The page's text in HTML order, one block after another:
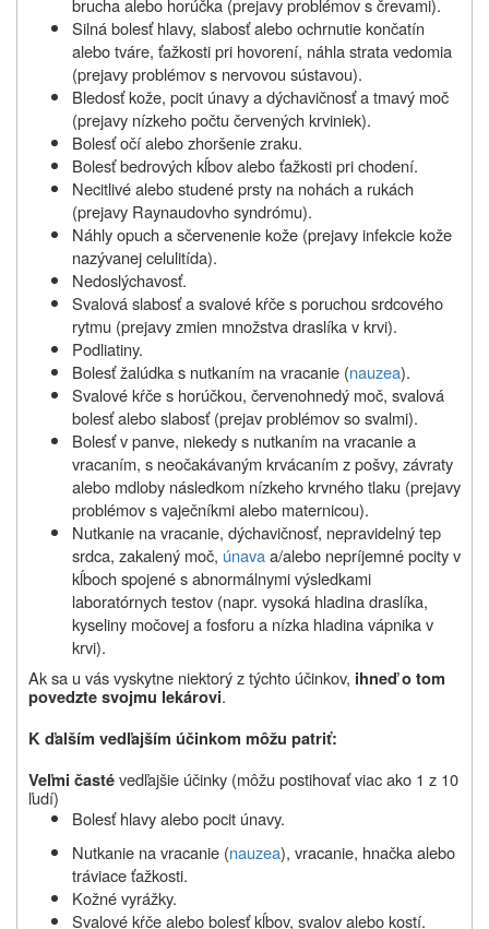
brucha alebo horúčka (prejavy problémov s črevami).
Silná bolesť hlavy, slabosť alebo ochrnutie končatín
alebo tváre, ťažkosti pri hovorení, náhla strata vedomia
(prejavy problémov s nervovou sústavou).
Bledosť kože, pocit únavy a dýchavičnosť a tmavý moč
(prejavy nízkeho počtu červených krviniek).
Bolesť očí alebo zhoršenie zraku.
Bolesť bedrových kĺbov alebo ťažkosti pri chodení.
Necitlivé alebo studené prsty na nohách a rukách
(prejavy Raynaudovho syndrómu).
Náhly opuch a sčervenenie kože (prejavy infekcie kože
nazývanej celulitída).
Nedoslýchavosť.
Svalová slabosť a svalové kŕče s poruchou srdcového
rytmu (prejavy zmien množstva draslíka v krvi).
Podliatiny.
Bolesť žalúdka s nutkaním na vracanie (nauzea).
Svalové kŕče s horúčkou, červenohnedý moč, svalová
bolesť alebo slabosť (prejav problémov so svalmi).
Bolesť v panve, niekedy s nutkaním na vracanie a
vracaním, s neočakávaným krvácaním z pošvy, závraty
alebo mdloby následkom nízkeho krvného tlaku (prejavy
problémov s vaječníkmi alebo maternicou).
Nutkanie na vracanie, dýchavičnosť, nepravidelný tep
srdca, zakalený moč, únavaa/alebo nepríjemné pocity v
kĺboch spojené s abnormálnymi výsledkami
laboratórnych testov (napr. vysoká hladina draslíka,
kyseliny močovej a fosforu a nízka hladina vápnika v
krvi).
Ak sa u vás vyskytne niektorý z týchto účinkov, ihneď o tom
povedzte svojmu lekárovi.
K ďalším vedľajším účinkom môžu patriť:
Veľmi častévedľajšie účinky (môžu postihovať viac ako 1 z 10
ľudí)
Bolesť hlavy alebo pocit únavy.
Nutkanie na vracanie (nauzea), vracanie, hnačka alebo
tráviace ťažkosti.
Kožné vyrážky.
Svalové kŕče alebo bolesť kĺbov, svalov alebo kostí.